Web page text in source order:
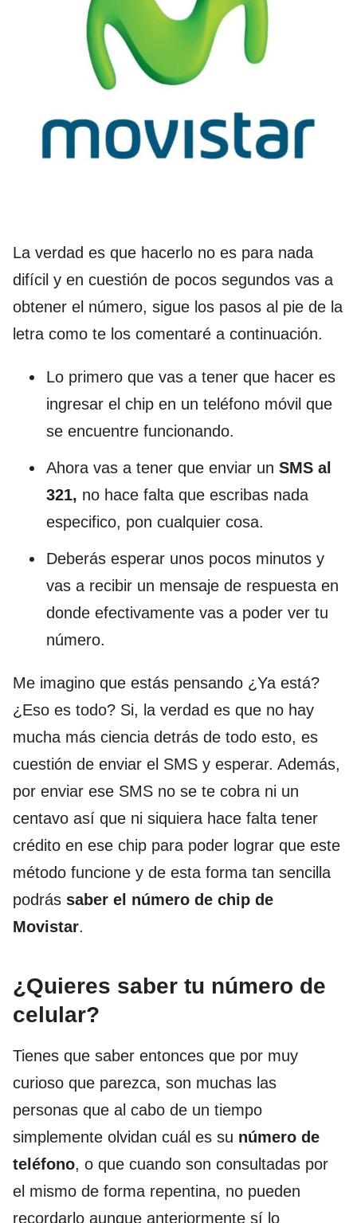
La verdad es que hacerlo no es para nada
difícil y en cuestión de pocos segundos vas a
obtener el número, sigue los pasos al pie de la
letra como te los comentaré a continuación.
Lo primero que vas a tener que hacer es
ingresar el chip en un teléfono móvil que
se encuentre funcionando.
Ahora vas a tener que enviar un SMS al
321, no hace falta que escribas nada
especifico, pon cualquier cosa.
Deberás esperar unos pocos minutos y
vas a recibir un mensaje de respuesta en
donde efectivamente vas a poder ver tu
número.
Me imagino que estás pensando ¿Ya está?
¿Eso es todo? Si, la verdad es que no hay
mucha más ciencia detrás de todo esto, es
cuestión de enviar el SMS y esperar. Además,
por enviar ese SMS no se te cobra ni un
centavo así que ni siquiera hace falta tener
crédito en ese chip para poder lograr que este
método funcione y de esta forma tan sencilla
podrás saber el número de chip de
Movistar.
¿Quieres saber tu número de
celular?
Tienes que saber entonces que por muy
curioso que parezca, son muchas las
personas que al cabo de un tiempo
simplemente olvidan cuál es su número de
teléfono, o que cuando son consultadas por
el mismo de forma repentina, no pueden
recordarlo aunque anteriormente sí lo